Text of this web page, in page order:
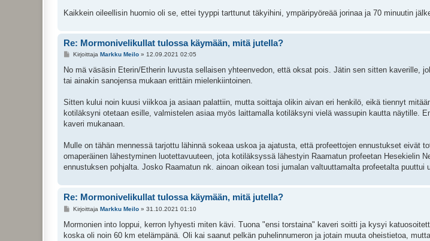
Kaikkein oileellisin huomio oli se, ettei tyyppi tarttunut täkyihini, ympäripyöreää jorinaa ja 70 minuutin
Re: Mormonivelikullat tulossa käymään, mitä jutella?
V
e
t
Kirjoittaja Markku Meilo» 12.09.2021 02:05
No mä väsäsin Eterin/Etherin luvusta sellaisen yhteenvedon, että oksat pois. Jätin sen sitten kaverille,
tai ainakin sanojensa mukaan erittäin mielenkiintoinen.
Sitten kului noin kuusi viikkoa ja asiaan palattiin, mutta soittaja olikin aivan eri henkilö, eikä tiennyt
kotiläksyni otetaan esille, valmistelen asiaa myös laittamalla kotiläksyni vielä wassupin kautta näytille.
kaveri mukanaan.
Mulle on tähän mennessä tarjottu lähinnä sokeaa uskoa ja ajatusta, että profeettojen ennustukset eivät
omaperäinen lähestyminen luotettavuuteen, jota kotiläksyssä lähestyin Raamatun profeetan Hesekielin
ennustuksen pohjalta. Josko Raamatun nk. ainoan oikean tosi jumalan valtuuttamalta profeetalta
Re: Mormonivelikullat tulossa käymään, mitä jutella?
V
e
t
Kirjoittaja Markku Meilo» 31.10.2021 01:10
Mormonien into loppui, kerron lyhyesti miten kävi. Tuona "ensi torstaina" kaveri soitti ja kysyi
koska oli noin 60 km etelämpänä. Oli kai saanut pelkän puhelinnumeron ja jotain muuta oheistietoa,